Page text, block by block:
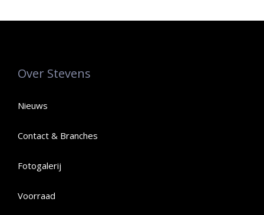
Over Stevens
Nieuws
Contact & Branches
Fotogalerij
Voorraad